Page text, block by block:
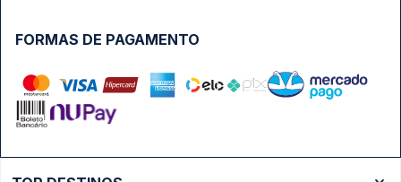
FORMAS DE PAGAMENTO